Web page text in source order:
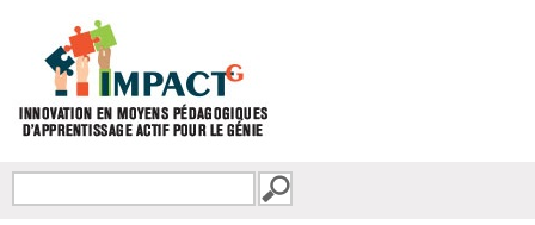
FORMULAIRE DE